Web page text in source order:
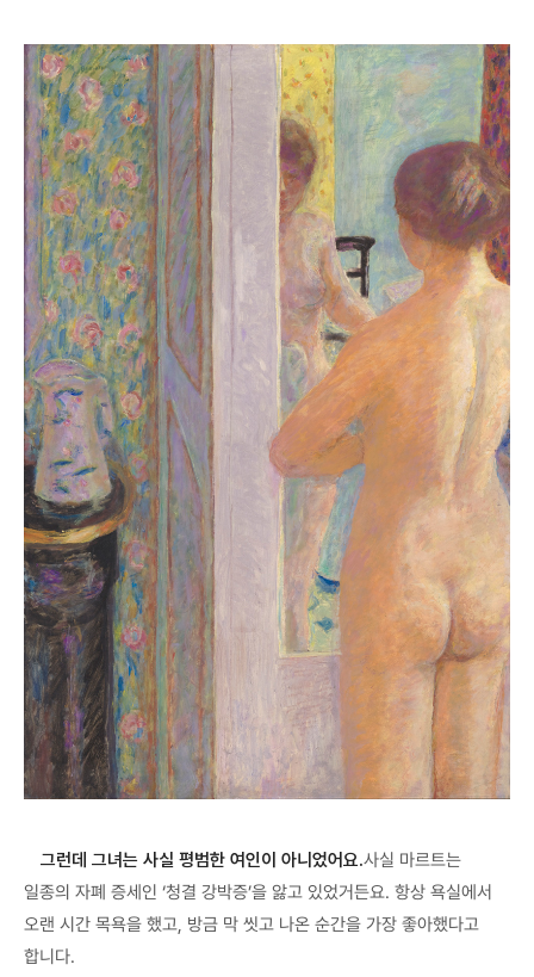
그런데 그녀는 사실 평범한 여인이 아니었어요.사실 마르트는
일종의 자폐 증세인 ‘청결 강박증’을 앓고 있었거든요. 항상 욕실에서
오랜 시간 목욕을 했고, 방금 막 씻고 나온 순간을 가장 좋아했다고
합니다.